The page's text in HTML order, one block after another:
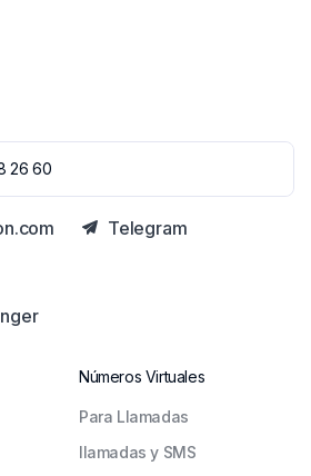
26 60
Telegram
Números Virtuales
Para Llamadas
llamadas y SMS